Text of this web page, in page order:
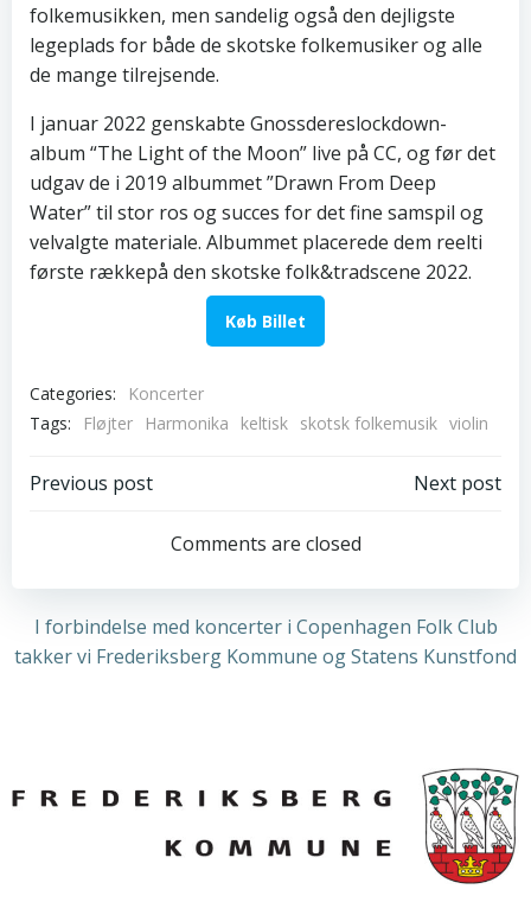
folkemusikken, men sandelig også den dejligste
legeplads for både de skotske folkemusiker og alle
de mange tilrejsende.
I januar 2022 genskabte Gnossdereslockdown-
album “The Light of the Moon” live på CC, og før det
udgav de i 2019 albummet ”Drawn From Deep
Water” til stor ros og succes for det fine samspil og
velvalgte materiale. Albummet placerede dem reelti
første rækkepå den skotske folk&tradscene 2022.
Køb Billet
Categories:
Koncerter
Tags:
Fløjter Harmonika keltisk skotsk folkemusik violin
Post
navigation
Previous post
navigation
Next post
Comments are closed
I forbindelse med koncerter i Copenhagen Folk Club
takker vi Frederiksberg Kommune og Statens Kunstfond